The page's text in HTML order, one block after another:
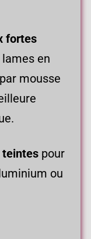
fortes
en
mousse
teintespour
ou